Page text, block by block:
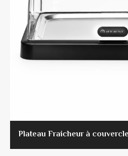
Plateau Fraicheur à